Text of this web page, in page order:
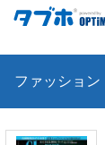
ファッション